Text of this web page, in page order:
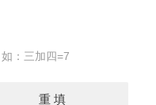
：三加四=7